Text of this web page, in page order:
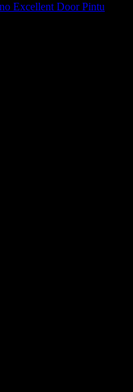
Excellent Door Pintu